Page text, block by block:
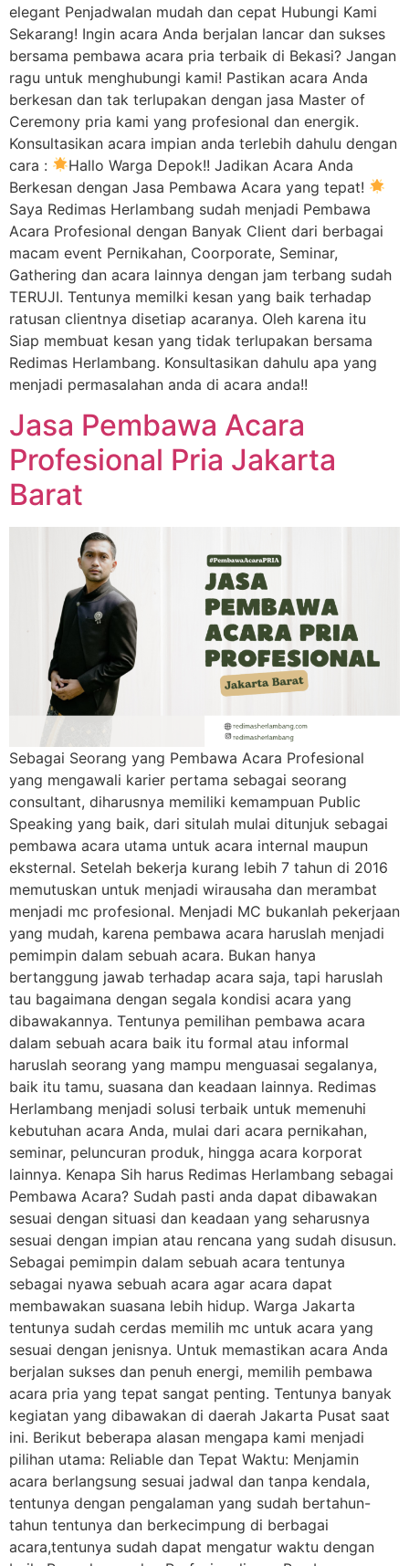
elegant Penjadwalan mudah dan cepat Hubungi Kami
Sekarang! Ingin acara Anda berjalan lancar dan sukses
bersama pembawa acara pria terbaik di Bekasi? Jangan
ragu untuk menghubungi kami! Pastikan acara Anda
berkesan dan tak terlupakan dengan jasa Master of
Ceremony pria kami yang profesional dan energik.
Konsultasikan acara impian anda terlebih dahulu dengan
cara :
Hallo Warga Depok!! Jadikan Acara Anda
Berkesan dengan Jasa Pembawa Acara yang tepat!
Saya Redimas Herlambang sudah menjadi Pembawa
Acara Profesional dengan Banyak Client dari berbagai
macam event Pernikahan, Coorporate, Seminar,
Gathering dan acara lainnya dengan jam terbang sudah
TERUJI. Tentunya memilki kesan yang baik terhadap
ratusan clientnya disetiap acaranya. Oleh karena itu
Siap membuat kesan yang tidak terlupakan bersama
Redimas Herlambang. Konsultasikan dahulu apa yang
menjadi permasalahan anda di acara anda!!
Jasa Pembawa Acara
Profesional Pria Jakarta
Barat
Sebagai Seorang yang Pembawa Acara Profesional
yang mengawali karier pertama sebagai seorang
consultant, diharusnya memiliki kemampuan Public
Speaking yang baik, dari situlah mulai ditunjuk sebagai
pembawa acara utama untuk acara internal maupun
eksternal. Setelah bekerja kurang lebih 7 tahun di 2016
memutuskan untuk menjadi wirausaha dan merambat
menjadi mc profesional. Menjadi MC bukanlah pekerjaan
yang mudah, karena pembawa acara haruslah menjadi
pemimpin dalam sebuah acara. Bukan hanya
bertanggung jawab terhadap acara saja, tapi haruslah
tau bagaimana dengan segala kondisi acara yang
dibawakannya. Tentunya pemilihan pembawa acara
dalam sebuah acara baik itu formal atau informal
haruslah seorang yang mampu menguasai segalanya,
baik itu tamu, suasana dan keadaan lainnya. Redimas
Herlambang menjadi solusi terbaik untuk memenuhi
kebutuhan acara Anda, mulai dari acara pernikahan,
seminar, peluncuran produk, hingga acara korporat
lainnya. Kenapa Sih harus Redimas Herlambang sebagai
Pembawa Acara? Sudah pasti anda dapat dibawakan
sesuai dengan situasi dan keadaan yang seharusnya
sesuai dengan impian atau rencana yang sudah disusun.
Sebagai pemimpin dalam sebuah acara tentunya
sebagai nyawa sebuah acara agar acara dapat
membawakan suasana lebih hidup. Warga Jakarta
tentunya sudah cerdas memilih mc untuk acara yang
sesuai dengan jenisnya. Untuk memastikan acara Anda
berjalan sukses dan penuh energi, memilih pembawa
acara pria yang tepat sangat penting. Tentunya banyak
kegiatan yang dibawakan di daerah Jakarta Pusat saat
ini. Berikut beberapa alasan mengapa kami menjadi
pilihan utama: Reliable dan Tepat Waktu: Menjamin
acara berlangsung sesuai jadwal dan tanpa kendala,
tentunya dengan pengalaman yang sudah bertahun-
tahun tentunya dan berkecimpung di berbagai
acara,tentunya sudah dapat mengatur waktu dengan